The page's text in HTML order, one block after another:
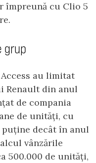
împreună cu Clio 5
grup
au limitat
Renault din anul
de compania
de unități, cu
puține decât în anul
vânzările
500.000 de unități,